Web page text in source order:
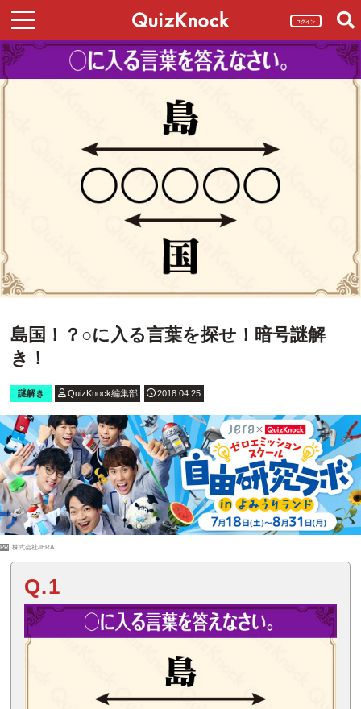
ログイン
島国！？○に入る言葉を探せ！暗号謎解
き！
謎解き QuizKnock編集部 2018.04.25
PR 株式会社JERA
Q.1